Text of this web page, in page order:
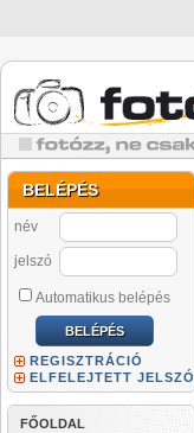
BELÉPÉS
név
jelszó
Automatikus belépés
REGISZTRÁCIÓ
ELFELEJTETT JELSZÓ
FŐOLDAL